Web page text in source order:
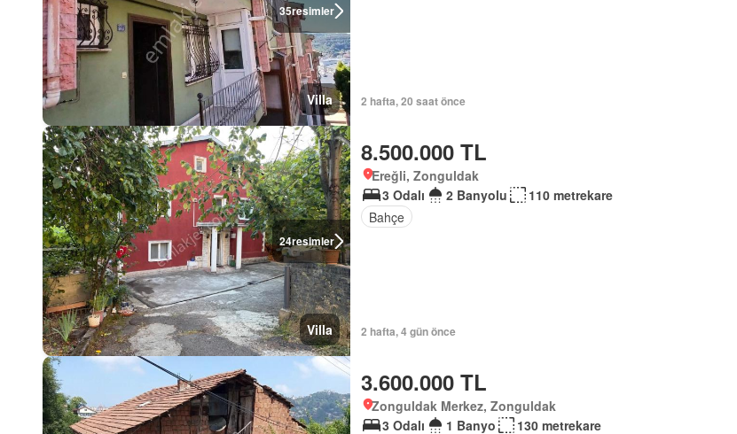
35resimler
Villa 2 hafta, 20 saat önce
24resimler
Villa
8.500.000 TL
Ereğli, Zonguldak
3 Odalı
2 Banyolu
110 metrekare
Bahçe
2 hafta, 4 gün önce
3.600.000 TL
Zonguldak Merkez, Zonguldak
3 Odalı
1 Banyo
130 metrekare